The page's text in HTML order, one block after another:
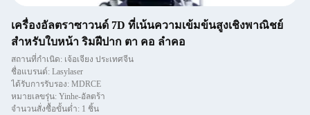
เครื่องอัลตราซาวนด์ 7D ที่เน้นความเข้มข้นสูงเชิงพาณิชย์
สำหรับใบหน้า ริมฝีปาก ตา คอ ลำคอ
สถานที่กำเนิด: เจ้อเจียง ประเทศจีน
ชื่อแบรนด์: Lasylaser
ได้รับการรับรอง: MDRCE
หมายเลขรุ่น: Yinhe-อัลตร้า
จำนวนสั่งซื้อขั้นต่ำ: 1 ชิ้น